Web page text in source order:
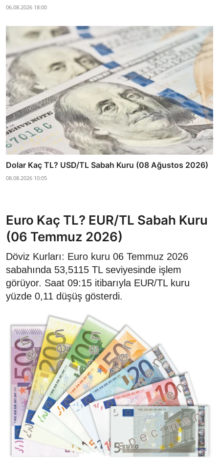
06.08.2026 18:00
Dolar Kaç TL? USD/TL Sabah Kuru (08 Ağustos 2026)
08.08.2026 10:05
Euro Kaç TL? EUR/TL Sabah Kuru
(06 Temmuz 2026)
Döviz Kurları: Euro kuru 06 Temmuz 2026
sabahında 53,5115 TL seviyesinde işlem
görüyor. Saat 09:15 itibarıyla EUR/TL kuru
yüzde 0,11 düşüş gösterdi.